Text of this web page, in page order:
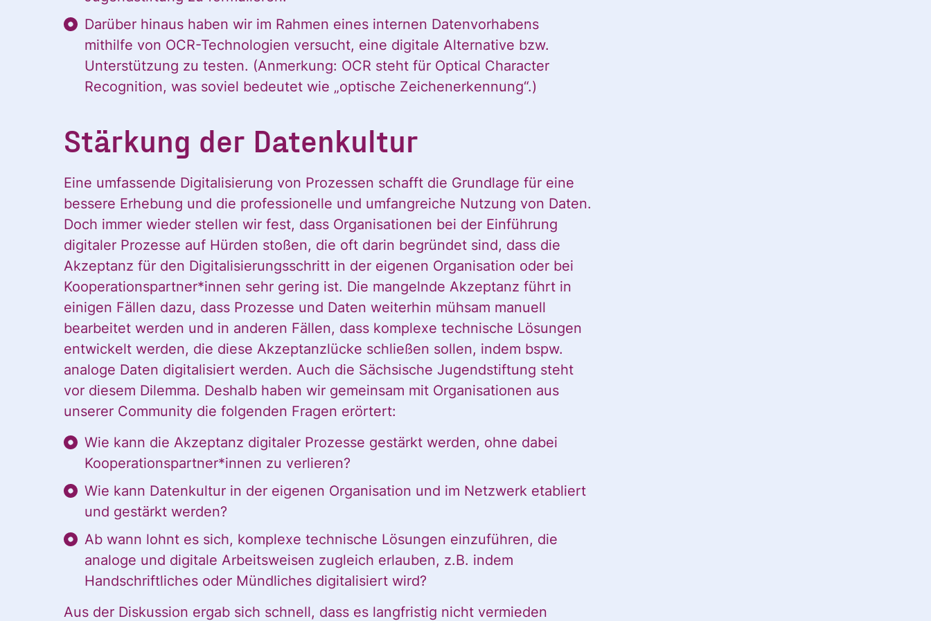
Darüber hinaus haben wir im Rahmen eines internen Datenvorhabens
mithilfe von OCR-Technologien versucht, eine digitale Alternative bzw.
Unterstützung zu testen. (Anmerkung: OCR steht für Optical Character
Recognition, was soviel bedeutet wie „optische Zeichenerkennung“.)
Stärkung der Datenkultur
Eine umfassende Digitalisierung von Prozessen schafft die Grundlage für eine
bessere Erhebung und die professionelle und umfangreiche Nutzung von Daten.
Doch immer wieder stellen wir fest, dass Organisationen bei der Einführung
digitaler Prozesse auf Hürden stoßen, die oft darin begründet sind, dass die
Akzeptanz für den Digitalisierungsschritt in der eigenen Organisation oder bei
Kooperationspartner*innen sehr gering ist. Die mangelnde Akzeptanz führt in
einigen Fällen dazu, dass Prozesse und Daten weiterhin mühsam manuell
bearbeitet werden und in anderen Fällen, dass komplexe technische Lösungen
entwickelt werden, die diese Akzeptanzlücke schließen sollen, indem bspw.
analoge Daten digitalisiert werden. Auch die Sächsische Jugendstiftung steht
vor diesem Dilemma. Deshalb haben wir gemeinsam mit Organisationen aus
unserer Community die folgenden Fragen erörtert:
Wie kann die Akzeptanz digitaler Prozesse gestärkt werden, ohne dabei
Kooperationspartner*innen zu verlieren?
Wie kann Datenkultur in der eigenen Organisation und im Netzwerk etabliert
und gestärkt werden?
Ab wann lohnt es sich, komplexe technische Lösungen einzuführen, die
analoge und digitale Arbeitsweisen zugleich erlauben, z.B. indem
Handschriftliches oder Mündliches digitalisiert wird?
Aus der Diskussion ergab sich schnell, dass es langfristig nicht vermieden
Ja, ich möchte
alle
Informationen
und
Ankündigungen
des CDL direkt
in mein
persönliches
Postfach:
Ja, ich möchte alle
Informationen und
Ankündigungen des CDL
direkt in mein persönliches
Postfach:
Name